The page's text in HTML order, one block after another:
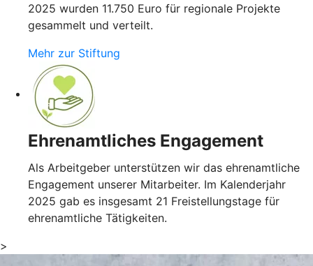
2025 wurden 11.750 Euro für regionale Projekte
gesammelt und verteilt.
Mehr zur Stiftung
Ehrenamtliches Engagement
Als Arbeitgeber unterstützen wir das ehrenamtliche
Engagement unserer Mitarbeiter. Im Kalenderjahr
2025 gab es insgesamt 21 Freistellungstage für
ehrenamtliche Tätigkeiten.
>